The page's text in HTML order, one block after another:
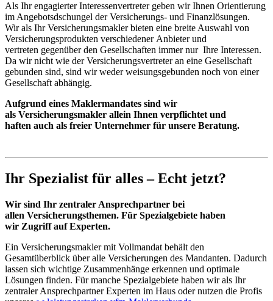
Als Ihr engagierter Interessenvertreter geben wir Ihnen Orientierung
im Angebotsdschungel der Versicherungs- und Finanzlösungen.
Wir als Ihr Versicherungsmakler bieten eine breite Auswahl von
Versicherungsprodukten verschiedener Anbieter und
vertreten gegenüber den Gesellschaften immer nur Ihre Interessen.
Da wir nicht wie der Versicherungsvertreter an eine Gesellschaft
gebunden sind, sind wir weder weisungsgebunden noch von einer
Gesellschaft abhängig.
Aufgrund eines Maklermandates sind wir
als Versicherungsmakler allein Ihnen verpflichtet und
haften auch als freier Unternehmer für unsere Beratung.
Ihr Spezialist für alles – Echt jetzt?
Wir sind Ihr zentraler Ansprechpartner bei
allen Versicherungsthemen. Für Spezialgebiete haben
wir Zugriff auf Experten.
Ein Versicherungsmakler mit Vollmandat behält den
Gesamtüberblick über alle Versicherungen des Mandanten. Dadurch
lassen sich wichtige Zusammenhänge erkennen und optimale
Lösungen finden. Für manche Spezialgebiete haben wir als Ihr
zentraler Ansprechpartner Experten im Haus oder nutzen die Profis